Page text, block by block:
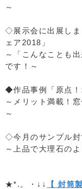
～
◇展示会に出展しま
ェア2018」
～「こんなことも
です！～
◆作品事例「原点！
～メリット満載！
～
◇今月のサンプル封
～上品で大理石の
★*.。・↓↓
【 封筒